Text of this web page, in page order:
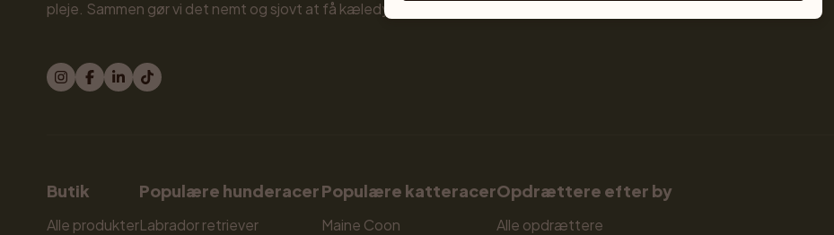
pleje. Sammen gør vi det nemt og sjovt at få kæledyr!
Butik
Alle produkter
Populære hunderacer
Labrador retriever
Populære katteracer
Maine Coon
Opdrættere efter by
Alle opdrættere